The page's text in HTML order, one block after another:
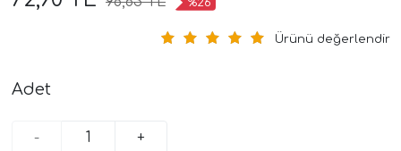
%26
Ürünü değerlendir
Adet
- +